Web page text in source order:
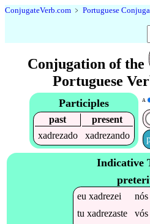
ConjugateVerb.com ﹥ Portuguese
Conjugation of the
Portuguese
Participles
past
present
xadrezado
xadrezando
A
Indicative
euxadrezei
tuxadrezaste